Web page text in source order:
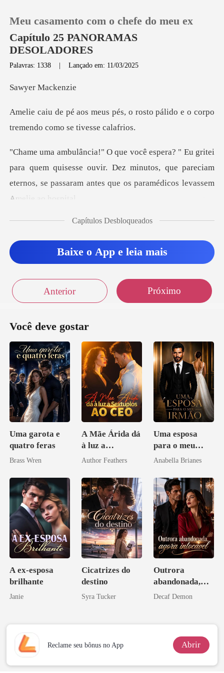
Histórico
Meu casamento com o chefe do meu ex
Capítulo 25 PANORAMAS
DESOLADORES
Palavras: 1338 |Lançado em: 11/03/2025
r Mac
, o rosto pálido e o corpo
tre
quem quisesse ouvir. Dez minutos, que pareciam
eternos, se p
la é minha irmã, e
Capítulos Desbloqueados
Baixe o App e leia mais
Anterior Próximo
Você deve gostar
Uma garota e
quatro feras
Brass Wren
A Mãe Árida dá
à luz a
Sextuplos ao
Author Feathers
Uma esposa
para o meu
irmão
Anabella Brianes
A ex-esposa
brilhante
Janie
Cicatrizes do
destino
Syra Tucker
Outrora
abandonada,
agora intocável
Decaf Demon
Reclame seu bônus no App Abrir